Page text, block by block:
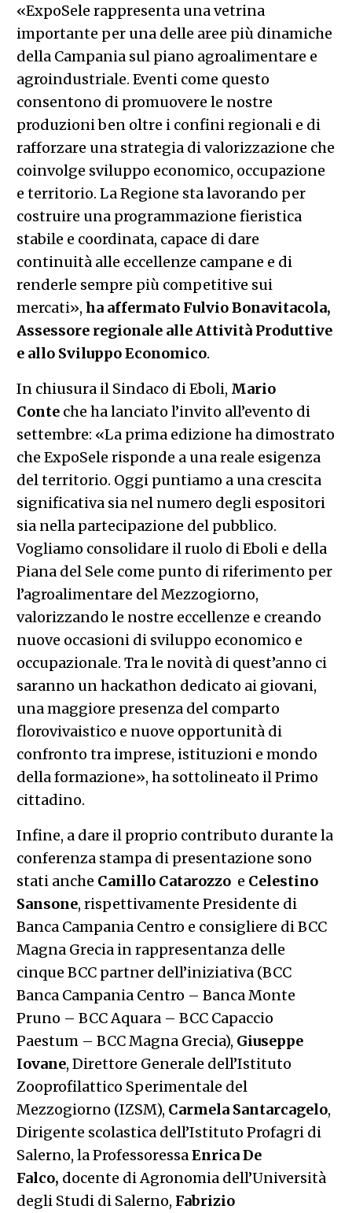
«ExpoSele rappresenta una vetrina
importante per una delle aree più dinamiche
della Campania sul piano agroalimentare e
agroindustriale. Eventi come questo
consentono di promuovere le nostre
produzioni ben oltre i confini regionali e di
rafforzare una strategia di valorizzazione che
coinvolge sviluppo economico, occupazione
e territorio. La Regione sta lavorando per
costruire una programmazione fieristica
stabile e coordinata, capace di dare
continuità alle eccellenze campane e di
renderle sempre più competitive sui
mercati», ha affermato Fulvio Bonavitacola,
Assessore regionale alle Attività Produttive
e allo Sviluppo Economico.
In chiusura il Sindaco di Eboli, Mario
Conteche ha lanciato l’invito all’evento di
settembre: «La prima edizione ha dimostrato
che ExpoSele risponde a una reale esigenza
del territorio. Oggi puntiamo a una crescita
significativa sia nel numero degli espositori
sia nella partecipazione del pubblico.
Vogliamo consolidare il ruolo di Eboli e della
Piana del Sele come punto di riferimento per
l’agroalimentare del Mezzogiorno,
valorizzando le nostre eccellenze e creando
nuove occasioni di sviluppo economico e
occupazionale. Tra le novità di quest’anno ci
saranno un hackathon dedicato ai giovani,
una maggiore presenza del comparto
florovivaistico e nuove opportunità di
confronto tra imprese, istituzioni e mondo
della formazione», ha sottolineato il Primo
cittadino.
Infine, a dare il proprio contributo durante la
conferenza stampa di presentazione sono
stati anche Camillo Catarozzoe Celestino
Sansone, rispettivamente Presidente di
Banca Campania Centro e consigliere di BCC
Magna Grecia in rappresentanza delle
cinque BCC partner dell’iniziativa (BCC
Banca Campania Centro – Banca Monte
Pruno – BCC Aquara – BCC Capaccio
Paestum – BCC Magna Grecia), Giuseppe
Iovane, Direttore Generale dell’Istituto
Zooprofilattico Sperimentale del
Mezzogiorno (IZSM), Carmela Santarcagelo,
Dirigente scolastica dell’Istituto Profagri di
Salerno, la ProfessoressaEnrica De
Falco, docente di Agronomia dell’Università
degli Studi di Salerno, Fabrizio